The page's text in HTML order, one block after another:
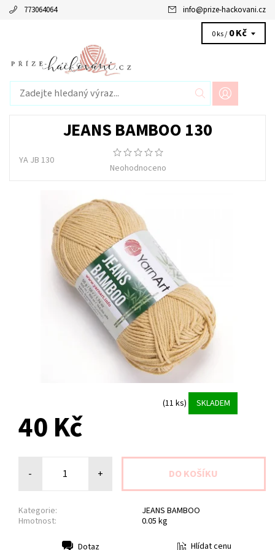
773064064 info@prize-hackovani.cz
0 ks / 0 Kč
JEANS BAMBOO 130
YA JB 130
Neohodnoceno
(11 ks) SKLADEM
40 Kč
- +
Kategorie:
JEANS BAMBOO
Hmotnost:
0.05 kg
Dotaz Hlídat cenu